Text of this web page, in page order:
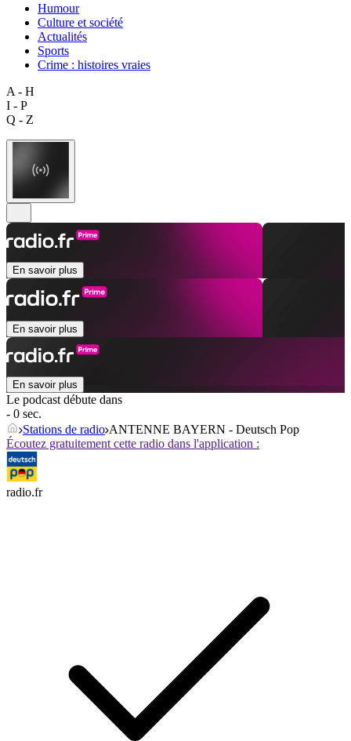
Humour
Culture et société
Actualités
Sports
Crime : histoires vraies
A - H
I - P
Q - Z
En savoir plus
En savoir plus
En savoir plus
Le podcast débute dans
- 0 sec.
Stations de radio ANTENNE BAYERN - Deutsch Pop
Écoutez gratuitement cette radio dans l'application :
radio.fr